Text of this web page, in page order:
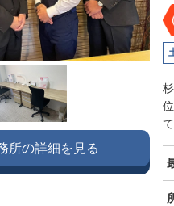
所の詳細を見る